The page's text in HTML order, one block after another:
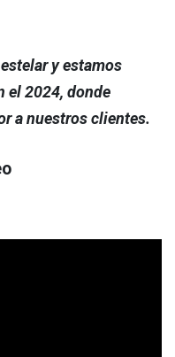
y estamos
el 2024, donde
a nuestros clientes.